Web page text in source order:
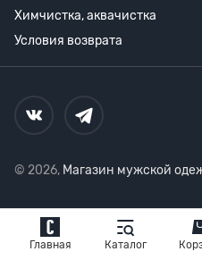
Главная Каталог
Химчистка, аквачистка
Условия возврата
© 2026, Магазин мужской